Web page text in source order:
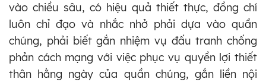
vào chiều sâu, có hiệu quả thiết thực, đồng chí
luôn chỉ đạo và nhắc nhở phải dựa vào quần
chúng, phải biết gắn nhiệm vụ đấu tranh chống
phản cách mạng với việc phục vụ quyền lợi thiết
thân hằng ngày của quần chúng, gắn liền nội